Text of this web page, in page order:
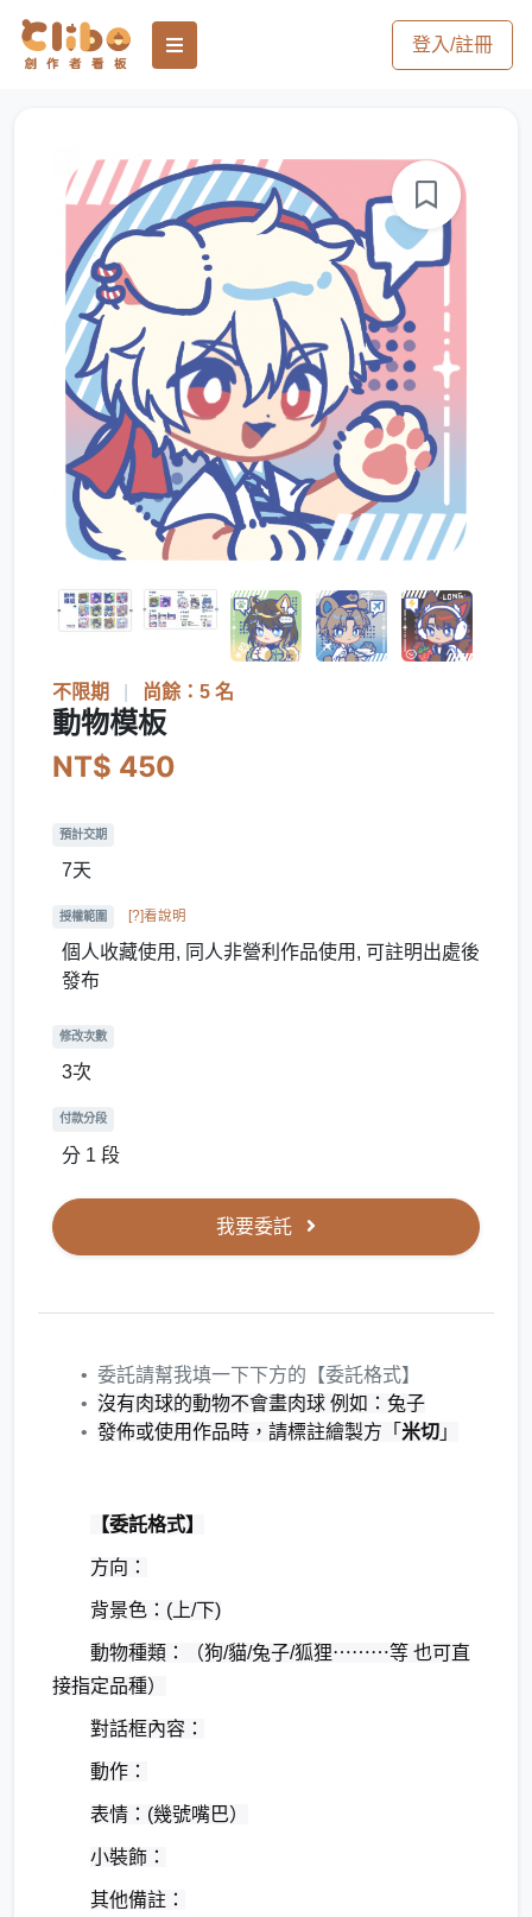
登入/註冊
不限期 尚餘：5 名
動物模板
NT$ 450
預計交期
7天
授權範圍 [?]看說明
個人收藏使用, 同人非營利作品使用, 可註明出處後
發布
修改次數
3次
付款分段
分 1 段
我要委託
委託請幫我填一下下方的【委託格式】
沒有肉球的動物不會畫肉球 例如：兔子
發佈或使用作品時，請標註繪製方「 米切 」
【委託格式】
方向：
背景色：(上/下)
動物種類：（狗/貓/兔子/狐狸⋯⋯⋯等 也可直
接指定品種）
對話框內容：
動作：
表情：(幾號嘴巴）
小裝飾：
其他備註：